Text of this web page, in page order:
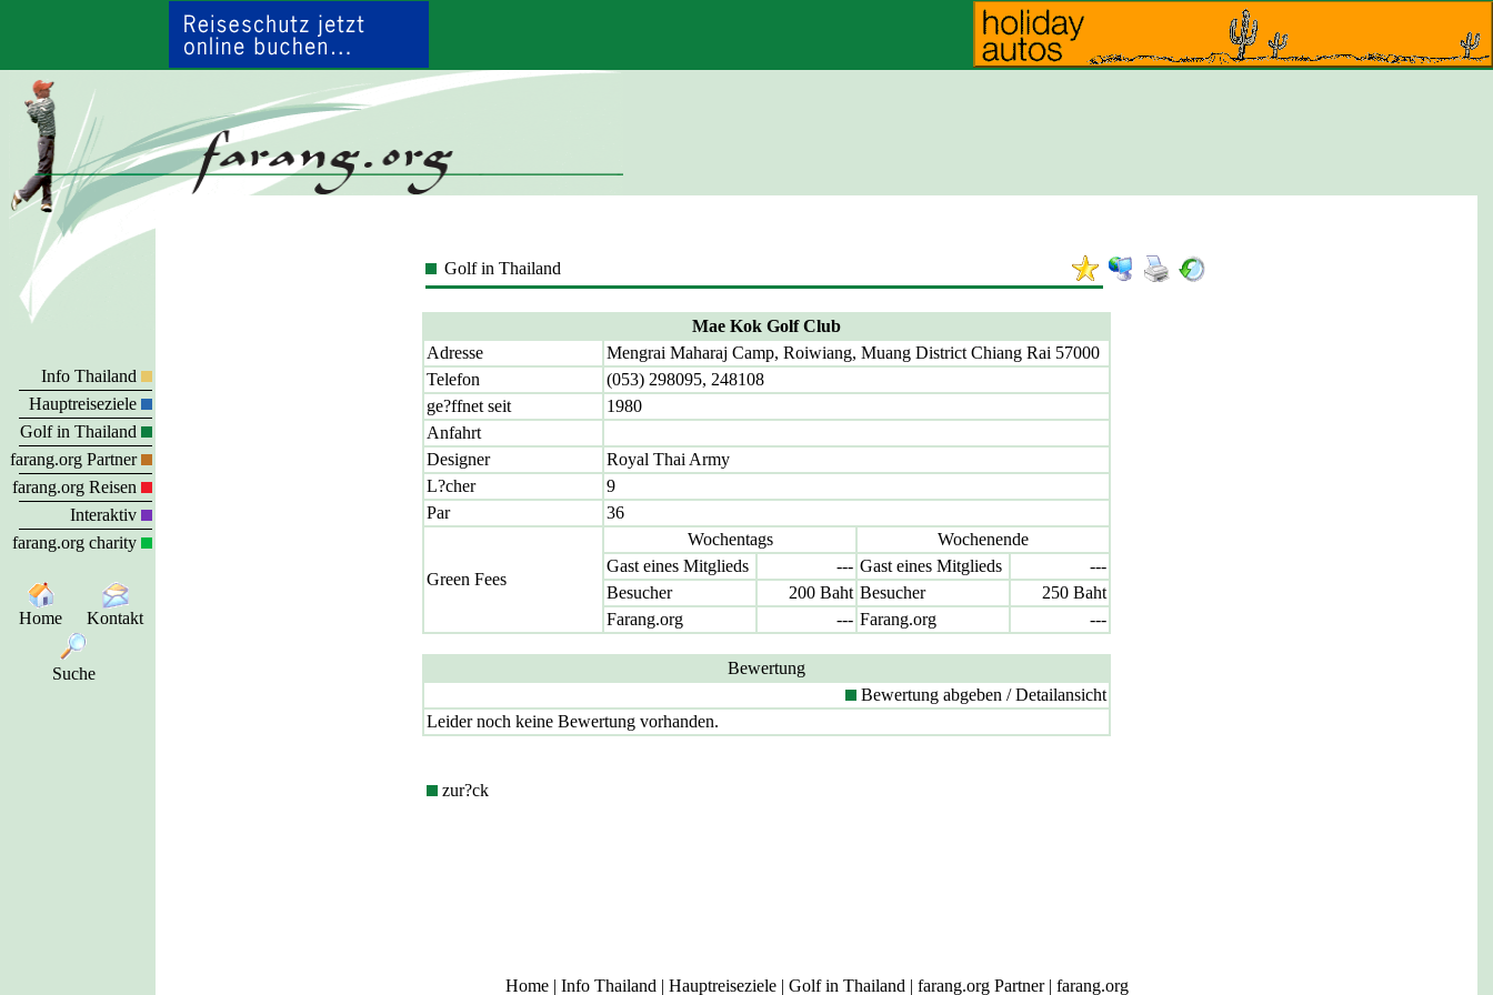
Info Thailand
Hauptreiseziele
Golf in Thailand
farang.org Partner
farang.org Reisen
Interaktiv
farang.org charity
Home Kontakt
Suche
Golf in Thailand
Mae Kok Golf Club
Adresse
Mengrai Maharaj Camp, Roiwiang, Muang District Chiang Rai 57000
Telefon
(053) 298095, 248108
ge?ffnet seit
1980
Anfahrt
Designer
Royal Thai Army
L?cher
9
Par
36
Green Fees
Wochentags
Wochenende
Gast eines Mitglieds
--- Gast eines Mitglieds
---
Besucher
200 Baht Besucher
250 Baht
Farang.org
--- Farang.org ---
Bewertung
Bewertung abgeben / Detailansicht
Leider noch keine Bewertung vorhanden.
zur?ck
Home| Info Thailand | Hauptreiseziele| Golf in Thailand | farang.org Partner| farang.org